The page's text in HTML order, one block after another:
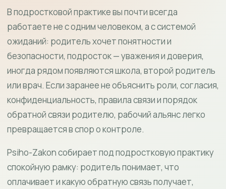
В подростковой практике вы почти всегда
работаете не с одним человеком, а с системой
ожиданий: родитель хочет понятности и
безопасности, подросток — уважения и доверия,
иногда рядом появляются школа, второй родитель
или врач. Если заранее не объяснить роли, согласия,
конфиденциальность, правила связи и порядок
обратной связи родителю, рабочий альянс легко
превращается в спор о контроле.
Psiho-Zakon собирает под подростковую практику
спокойную рамку: родитель понимает, что
оплачивает и какую обратную связь получает,